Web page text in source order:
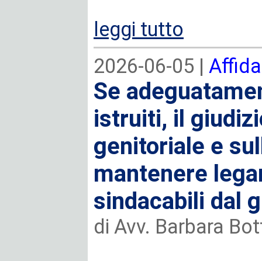
leggi tutto
2026-06-05 |
Se
istruiti, il
genitoriale e
mantenere
sindacabili dal
di Avv. Barbara